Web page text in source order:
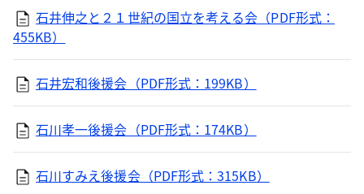
石井伸之と２１世紀の国立を考える会（PDF形式：
455KB）
石井宏和後援会（PDF形式：199KB）
石川孝一後援会（PDF形式：174KB）
石川すみえ後援会（PDF形式：315KB）